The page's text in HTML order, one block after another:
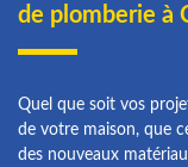
de plomberie à
Quel que soit vos
de votre maison, que
des nouveaux